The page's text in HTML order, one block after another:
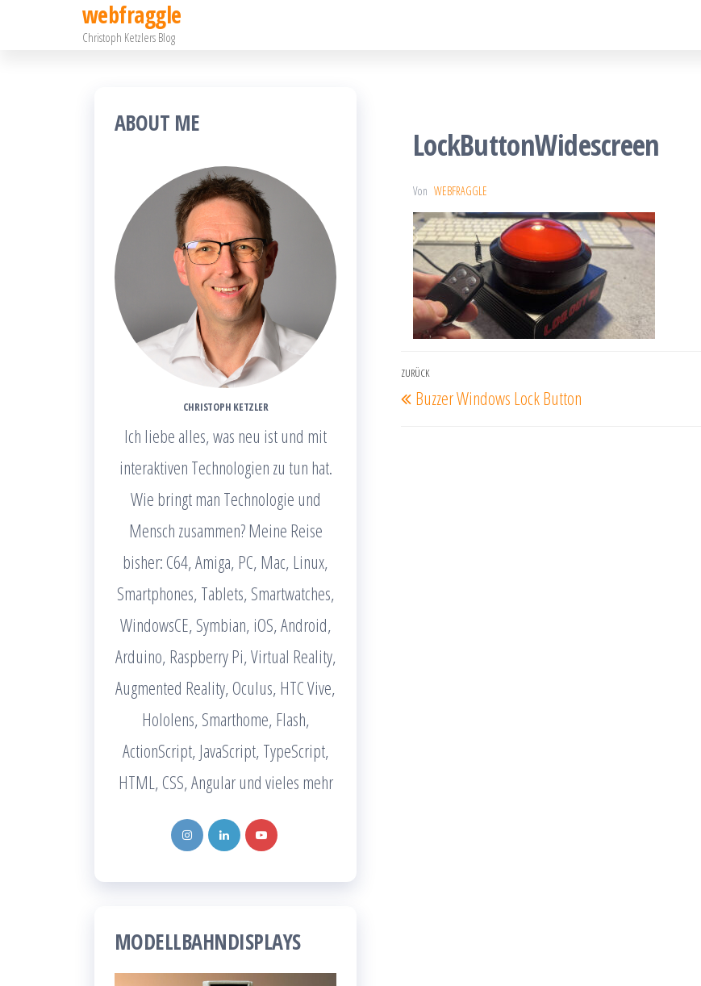
webfraggle
Christoph Ketzlers Blog
LockButtonWidescreen
Von WEBFRAGGLE
Beitragsnavigation
Vorheriger
Beitrag
ZURÜCK
Buzzer Windows Lock Button
ABOUT ME
CHRISTOPH KETZLER
Ich liebe alles, was neu ist und mit
interaktiven Technologien zu tun hat.
Wie bringt man Technologie und
Mensch zusammen? Meine Reise
bisher: C64, Amiga, PC, Mac, Linux,
Smartphones, Tablets, Smartwatches,
WindowsCE, Symbian, iOS, Android,
Arduino, Raspberry Pi, Virtual Reality,
Augmented Reality, Oculus, HTC Vive,
Hololens, Smarthome, Flash,
ActionScript, JavaScript, TypeScript,
HTML, CSS, Angular und vieles mehr
MODELLBAHNDISPLAYS